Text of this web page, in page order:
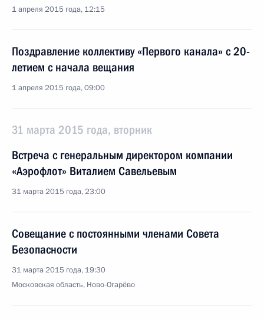
1 апреля 2015 года, 12:15
Поздравление коллективу «Первого канала» с 20-
летием с начала вещания
1 апреля 2015 года, 09:00
31 марта 2015 года, вторник
Встреча с генеральным директором компании
«Аэрофлот» Виталием Савельевым
31 марта 2015 года, 23:00
Совещание с постоянными членами Совета
Безопасности
31 марта 2015 года, 19:30
Московская область, Ново-Огарёво